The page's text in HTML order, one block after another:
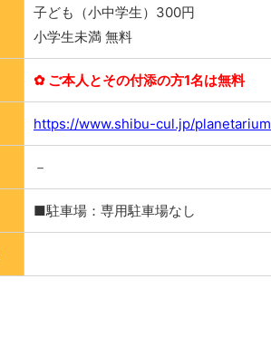
子ども（小中学生）300円
小学生未満 無料
✿ ご本人とその付添の方1名は無料
https://www.shibu-cul.jp/planetarium
－
■駐車場：専用駐車場なし